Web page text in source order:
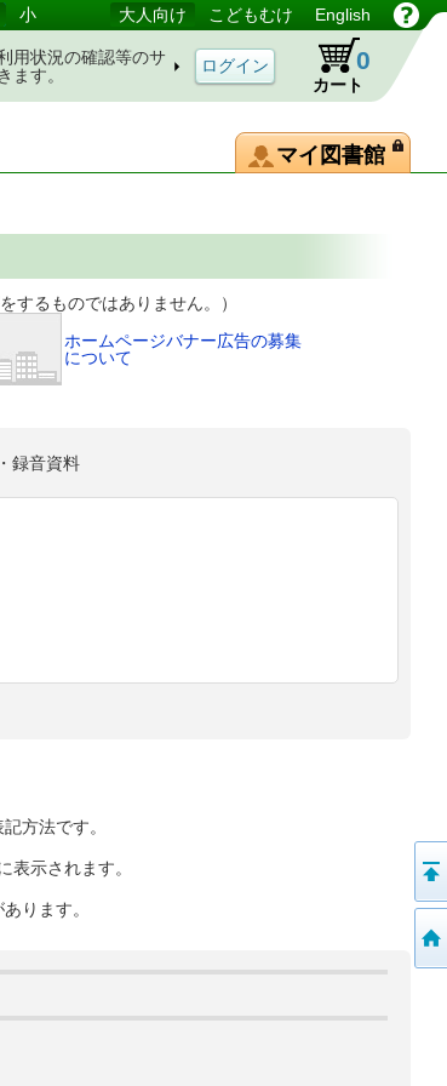
小 大人向け こどもむけ English
用状況の確認等のサ
ます。
カート
0
マイ図書館
ではありません。）
ホームページバナー広告の募集
について
録音資料
方法です。
表示されます。
ります。